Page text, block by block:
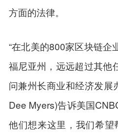
方面的法律。
“在北美的800家区块链企
福尼亚州，远远超过其他
问兼州长商业和经济发展
Dee Myers)告诉美国
他们想来这里，我们希